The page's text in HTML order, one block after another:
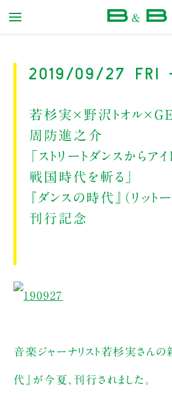
2019/09/27 Fri
若杉実×野沢トオル
周防進之介
「ストリートダンスからア
戦国時代を斬る」
『ダンスの時代』（リット
刊行記念
音楽ジャーナリスト若杉実さんの
代』が今夏、刊行されました。